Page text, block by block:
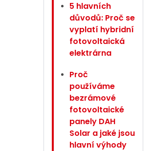
5 hlavních
důvodů: Proč se
vyplatí hybridní
fotovoltaická
elektrárna
Proč
používáme
bezrámové
fotovoltaické
panely DAH
Solar a jaké jsou
hlavní výhody